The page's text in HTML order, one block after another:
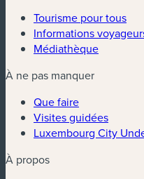
Tourisme pour tous
Informations
Médiathèque
À ne pas manquer
Que faire
Visites guidées
Luxembourg City
À propos